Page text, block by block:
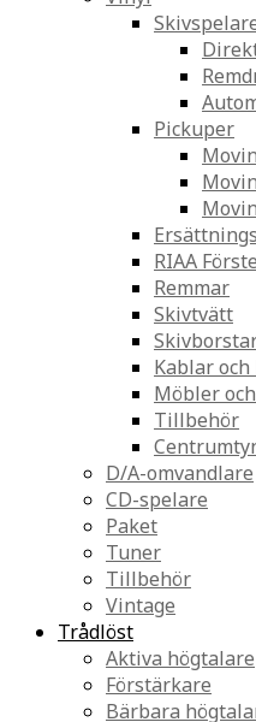
Pickuper
RIAA
Remmar
Skivtvätt
Kablar
Möbler
Tillbehör
D/A-omvandlare
CD-spelare
Paket
Tuner
Tillbehör
Vintage
Trådlöst
Aktiva högtalare
Förstärkare
Bärbara